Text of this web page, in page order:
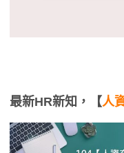
最新HR新知，【人